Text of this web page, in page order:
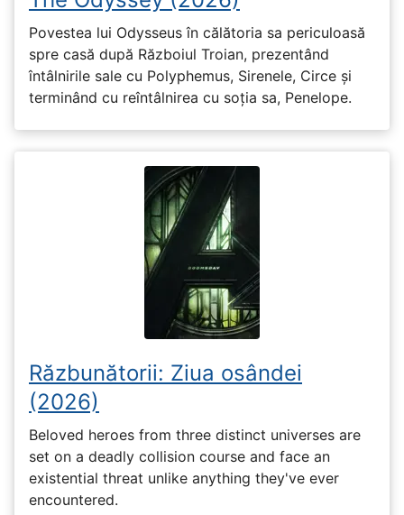
Povestea lui Odysseus în călătoria sa periculoasă
spre casă după Războiul Troian, prezentând
întâlnirile sale cu Polyphemus, Sirenele, Circe și
terminând cu reîntâlnirea cu soția sa, Penelope.
Răzbunătorii: Ziua osândei
(2026)
Beloved heroes from three distinct universes are
set on a deadly collision course and face an
existential threat unlike anything they've ever
encountered.